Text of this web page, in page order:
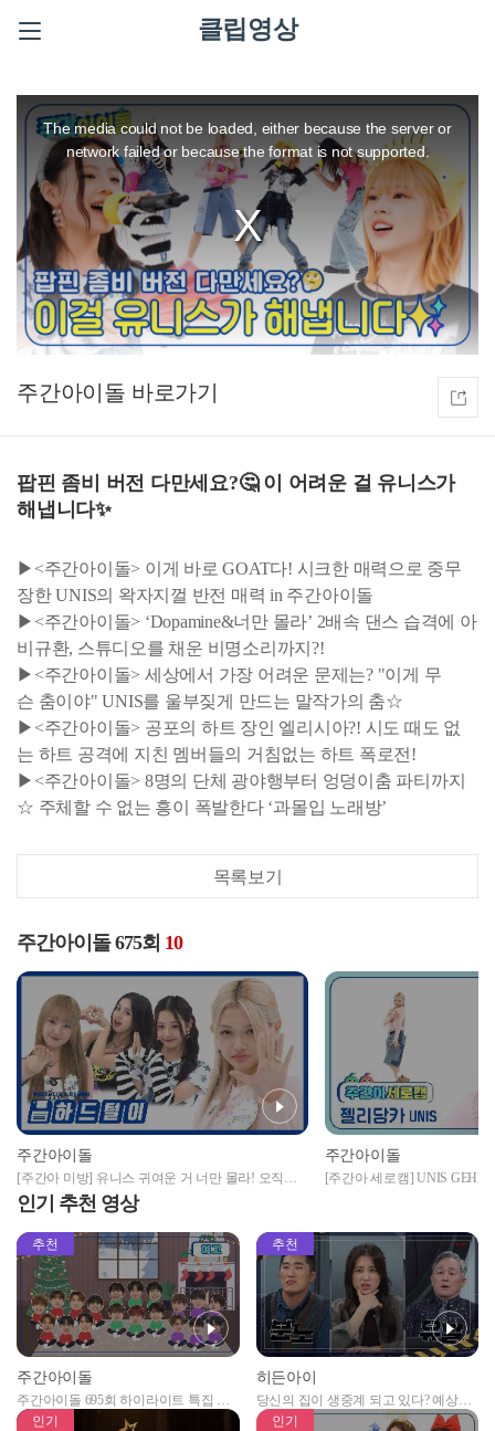
클립영상
modal
window.
The media could not be loaded, either because the server or
network failed or because the format is not supported.
주간아이돌
팝핀 좀비 버전 다만세요?🤔 이 어려운 걸 유니스가
해냅니다✨
▶<주간아이돌> 이게 바로 GOAT다! 시크한 매력으로 중무
장한 UNIS의 왁자지껄 반전 매력 in 주간아이돌
▶<주간아이돌> ‘Dopamine&너만 몰라’ 2배속 댄스 습격에 아
비규환, 스튜디오를 채운 비명소리까지?!
▶<주간아이돌> 세상에서 가장 어려운 문제는? "이게 무
슨 춤이야" UNIS를 울부짖게 만드는 말작가의 춤☆
▶<주간아이돌> 공포의 하트 장인 엘리시아?! 시도 때도 없
는 하트 공격에 지친 멤버들의 거침없는 하트 폭로전!
▶<주간아이돌> 8명의 단체 광야행부터 엉덩이춤 파티까지
☆ 주체할 수 없는 흥이 폭발한다 ‘과몰입 노래방’
목록보기
주간아이돌 675회 10
주간아이돌
[주간아 미방] 유니스 귀여운 거 너만 몰라! 오직
EverAfter만을 위한 UNIS의 소장짤 타임✨ l EP.675
주간아이돌
[주간아 세로캠] UNIS
인기 추천 영상
추천
주간아이돌
주간아이돌 695회 하이라이트 특집 남
자아이돌편 예고
추천
히든아이
당신의 집이 생중계 되고 있다? 예상치
못한 곳에서 일어나는 불법촬영 범죄!
인기 인기